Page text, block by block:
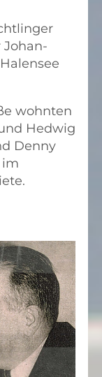
Johan-
wohnten
Hedwig
Denny
im